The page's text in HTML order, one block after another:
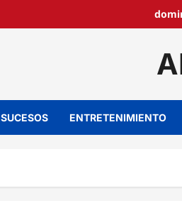
SUCESOS ENTRETENIMIENTO